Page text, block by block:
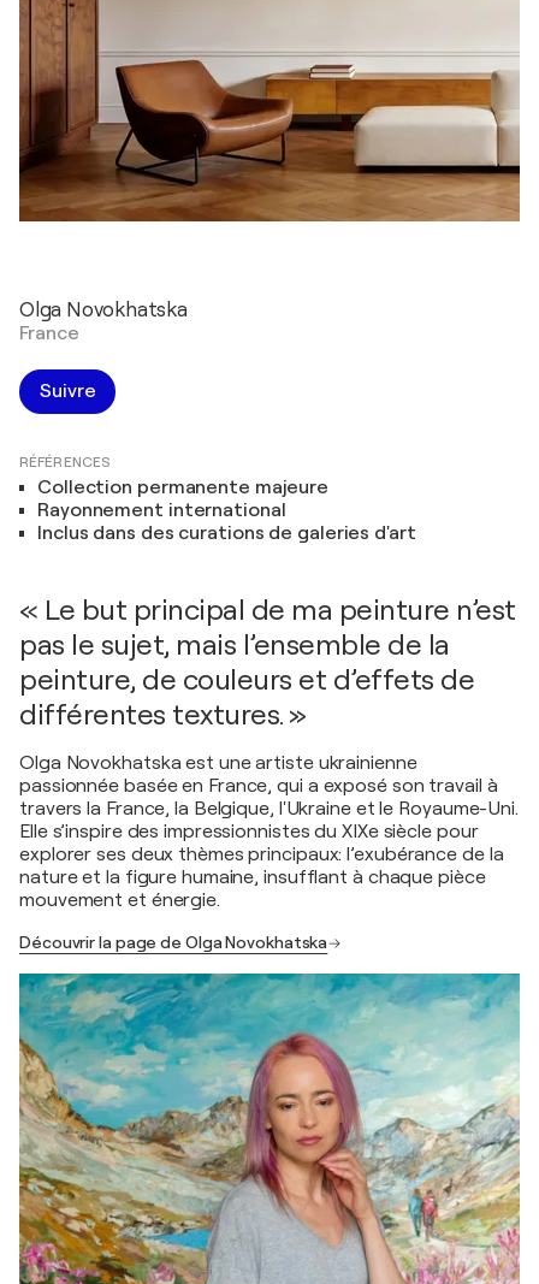
Olga Novokhatska
France
Suivre
RÉFÉRENCES
Collection permanente majeure
Rayonnement international
Inclus dans des curations de galeries d'art
« Le but principal de ma peinture n’est
pas le sujet, mais l’ensemble de la
peinture, de couleurs et d’effets de
différentes textures. »
Olga Novokhatska est une artiste ukrainienne
passionnée basée en France, qui a exposé son travail à
travers la France, la Belgique, l'Ukraine et le Royaume-Uni.
Elle s’inspire des impressionnistes du XIXe siècle pour
explorer ses deux thèmes principaux: l’exubérance de la
nature et la figure humaine, insufflant à chaque pièce
mouvement et énergie.
Découvrir la page de Olga Novokhatska